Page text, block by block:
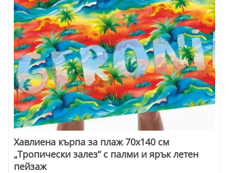
Хавлиена кърпа за плаж 70х140 см
„Тропически залез“ с палми и ярък летен
пейзаж